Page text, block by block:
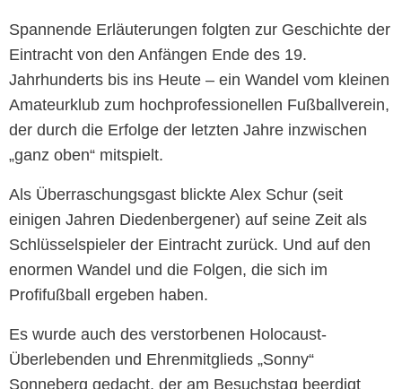
Spannende Erläuterungen folgten zur Geschichte der
Eintracht von den Anfängen Ende des 19.
Jahrhunderts bis ins Heute – ein Wandel vom kleinen
Amateurklub zum hochprofessionellen Fußballverein,
der durch die Erfolge der letzten Jahre inzwischen
„ganz oben“ mitspielt.
Als Überraschungsgast blickte Alex Schur (seit
einigen Jahren Diedenbergener) auf seine Zeit als
Schlüsselspieler der Eintracht zurück. Und auf den
enormen Wandel und die Folgen, die sich im
Profifußball ergeben haben.
Es wurde auch des verstorbenen Holocaust-
Überlebenden und Ehrenmitglieds „Sonny“
Sonneberg gedacht, der am Besuchstag beerdigt